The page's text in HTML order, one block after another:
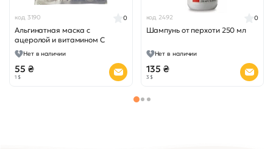
код 3190
Альгинатная маска с
ацеролой и витамином С
0
Нет в наличии
55 ₴
1 $
код 2492
Шампунь от перхоти 250 мл
0
Нет в наличии
135 ₴
3 $